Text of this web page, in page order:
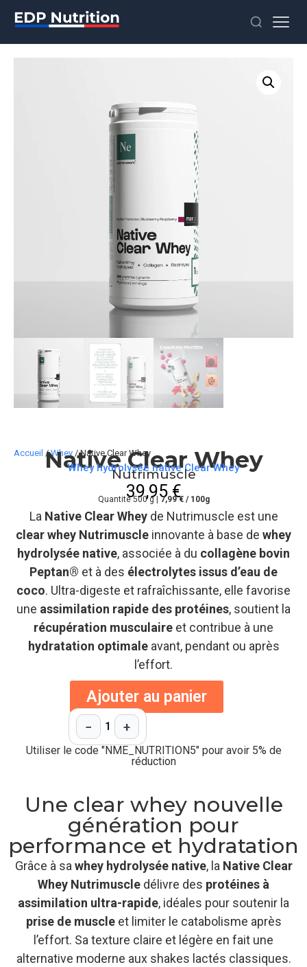
Accueil /Whey / Native Clear Whey
Native Clear Whey
Whey hydrolysée native Clear Whey
Nutrimuscle
39,95€
Quantité 500 g | 7,99 € / 100g
La Native Clear Wheyde Nutrimuscle est une
clear whey Nutrimuscle innovante à base de whey
hydrolysée native, associée à du collagène bovin
Peptan® et à des électrolytes issus d’eau de
coco. Ultra-digeste et rafraîchissante, elle favorise
une assimilation rapide des protéines, soutient la
récupération musculaire et contribue à une
hydratation optimaleavant, pendant ou après
l’effort.
Ajouter au panier
− 1 +
Utiliser le code "NME_NUTRITION5" pour avoir 5% de
réduction
Une clear whey nouvelle
génération pour
performance et hydratation
Grâce à sawhey hydrolysée native, la Native Clear
Whey Nutrimuscle délivre des protéines à
assimilation ultra-rapide, idéales pour soutenir la
prise de muscleet limiter le catabolisme après
l’effort. Sa texture claire et légère en fait une
alternative moderne aux shakes lactés classiques.